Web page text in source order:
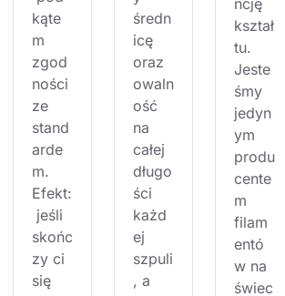
kąte
m
zgod
ności
ze
stand
arde
m.
Efekt:
jeśli
skońc
zy ci
się
średn
icę
oraz
owaln
ość
na
całej
długo
ści
każd
ej
szpuli
, a
ncję
kształ
tu.
Jeste
śmy
jedyn
ym
produ
cente
m
filam
entó
w na
świec